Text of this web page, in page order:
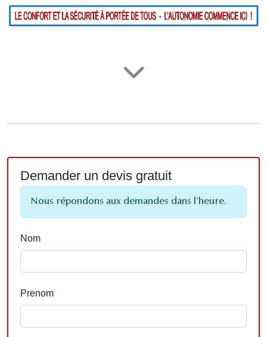
Demander un devis gratuit
Nous répondons aux demandes dans l'heure.
Nom
Prenom